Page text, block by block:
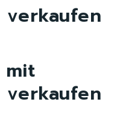
verkaufen
mit
verkaufen